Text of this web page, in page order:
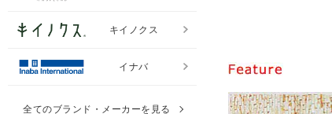
キイノクス
イナバ
全てのブランド・メーカーを見る